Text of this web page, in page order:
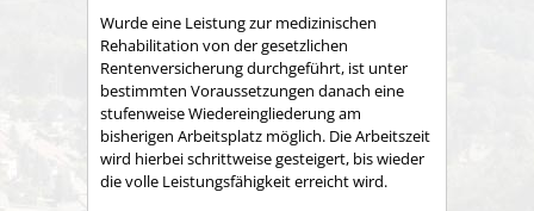
Wurde eine Leistung zur medizinischen
Rehabilitation von der gesetzlichen
Rentenversicherung durchgeführt, ist unter
bestimmten Voraussetzungen danach eine
stufenweise Wiedereingliederung am
bisherigen Arbeitsplatz möglich. Die Arbeitszeit
wird hierbei schrittweise gesteigert, bis wieder
die volle Leistungsfähigkeit erreicht wird.